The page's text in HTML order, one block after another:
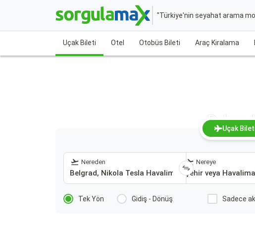
"Türkiye'nin seyahat arama
Uçak Bileti Otel Otobüs Bileti Araç Kiralama
Uçak
Nereden Nereye
Tek Yön Gidiş - Dönüş Sadece